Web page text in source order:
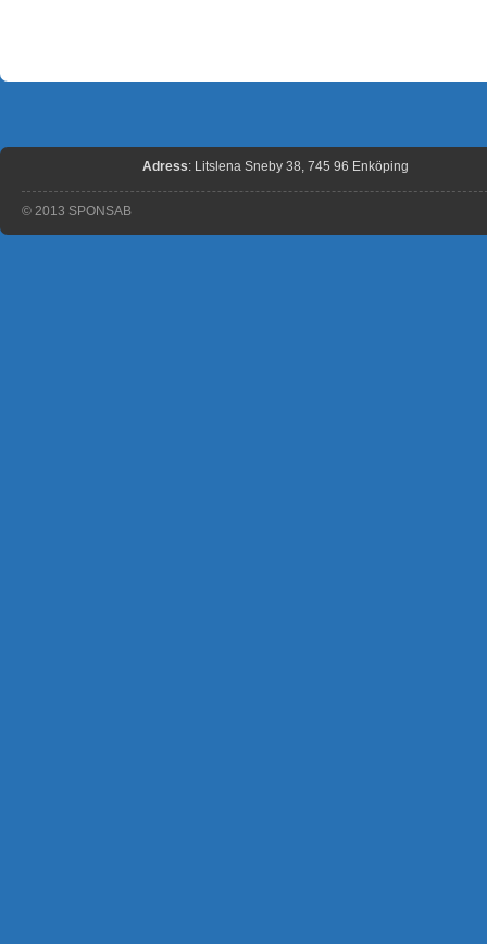
Adress: Litslena Sneby 38, 745 96 Enköping
© 2013 SPONSAB